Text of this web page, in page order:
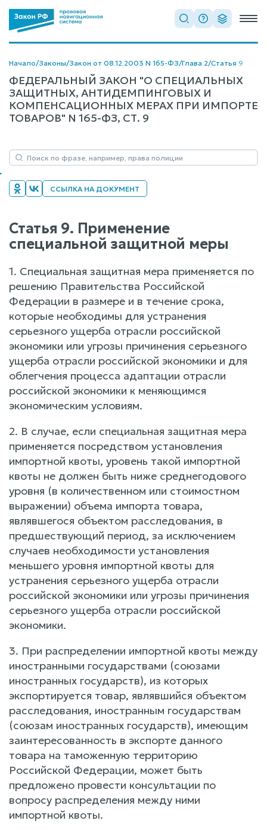
Начало/Законы/Закон от 08.12.2003 N 165-ФЗ/Глава 2/Статья 9
ФЕДЕРАЛЬНЫЙ ЗАКОН "О СПЕЦИАЛЬНЫХ
ЗАЩИТНЫХ, АНТИДЕМПИНГОВЫХ И
КОМПЕНСАЦИОННЫХ МЕРАХ ПРИ ИМПОРТЕ
ТОВАРОВ" N 165-ФЗ, СТ. 9
ССЫЛКА НА ДОКУМЕНТ
Статья 9. Применение
специальной защитной меры
1. Специальная защитная мера применяется по
решению Правительства Российской
Федерации в размере и в течение срока,
которые необходимы для устранения
серьезного ущерба отрасли российской
экономики или угрозы причинения серьезного
ущерба отрасли российской экономики и для
облегчения процесса адаптации отрасли
российской экономики к меняющимся
экономическим условиям.
2. В случае, если специальная защитная мера
применяется посредством установления
импортной квоты, уровень такой импортной
квоты не должен быть ниже среднегодового
уровня (в количественном или стоимостном
выражении) объема импорта товара,
являвшегося объектом расследования, в
предшествующий период, за исключением
случаев необходимости установления
меньшего уровня импортной квоты для
устранения серьезного ущерба отрасли
российской экономики или угрозы причинения
серьезного ущерба отрасли российской
экономики.
3. При распределении импортной квоты между
иностранными государствами (союзами
иностранных государств), из которых
экспортируется товар, являвшийся объектом
расследования, иностранным государствам
(союзам иностранных государств), имеющим
заинтересованность в экспорте данного
товара на таможенную территорию
Российской Федерации, может быть
предложено провести консультации по
вопросу распределения между ними
импортной квоты.